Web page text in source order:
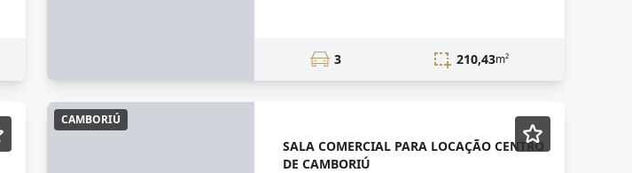
3 210,43m²
CAMBORIÚ
SALA COMERCIAL PARA LOCAÇÃO CENTRO
DE CAMBORIÚ